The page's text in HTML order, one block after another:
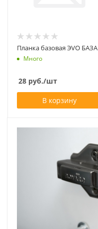
Планка базовая ЭVO БАЗА
Много
28 руб./шт
В корзину